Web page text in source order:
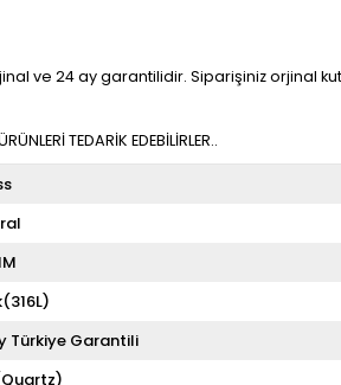
ve 24 ay garantilidir. Siparişiniz
TEDARİK EDEBİLİRLER..
Türkiye Garantili